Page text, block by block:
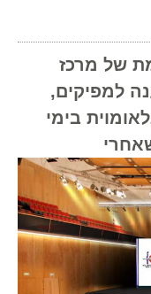
של מרכז
למפיקים,
בימי